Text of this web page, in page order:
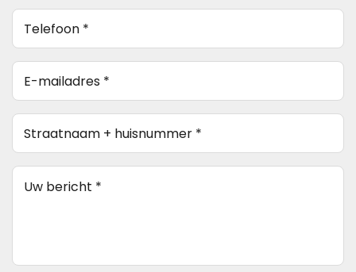
telefoon
E-
mailadres
*
(Vereist)
Straatnaam
huisnummer(Vereist)
Bericht